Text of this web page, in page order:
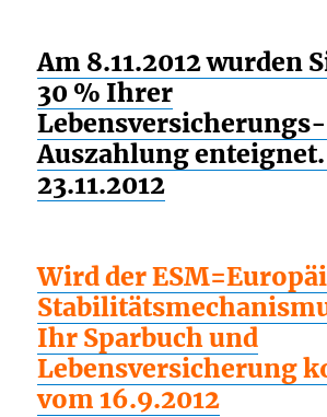
Am 8.11.2012 wurden
30 % Ihrer
Lebensversicherungs-
Auszahlung
23.11.2012
Wird der
Ihr Sparbuch und
Lebensversicherung
vom 16.9.2012